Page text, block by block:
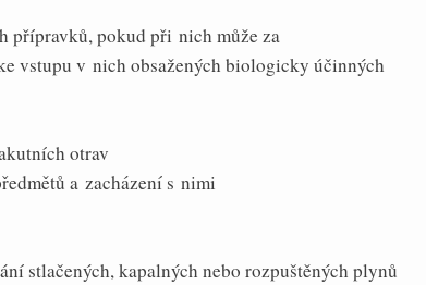
přípravků, pokud při nich může za
vstupu v nich obsažených biologicky účinných
otrav
a zacházení s nimi
stlačených, kapalných nebo rozpuštěných plynů